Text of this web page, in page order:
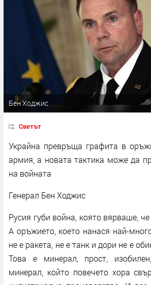
Бен Ходжис
Светът
Украйна превръща графита в
армия, а новата тактика може да
на войната
Генерал Бен Ходжис
Русия губи война, която вярваше,
А оръжието, което нанася най-
не е ракета, не е танк и дори не е
Това е минерал, прост,
минерал, който повечето хора